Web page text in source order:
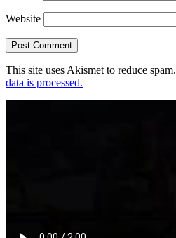
Website
This site uses Akismet to reduce spam.
data is processed.